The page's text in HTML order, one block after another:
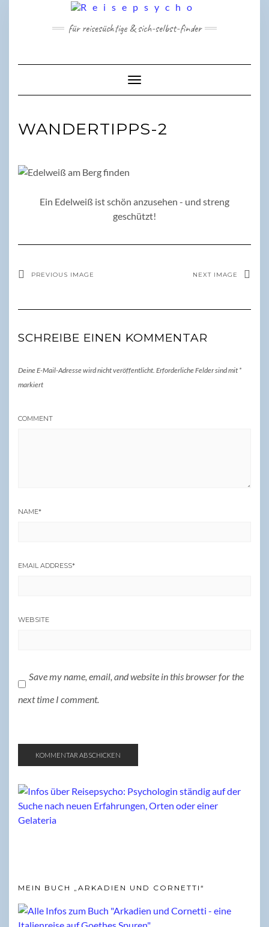
für reisesüchtige & sich-selbst-finder
Toggle Navigation
WANDERTIPPS-2
Ein Edelweiß ist schön anzusehen - und streng
geschützt!
PREVIOUS IMAGE NEXT IMAGE
SCHREIBE EINEN KOMMENTAR
Deine E-Mail-Adresse wird nicht veröffentlicht. Erforderliche Felder sind mit *
markiert
COMMENT
NAME*
EMAIL ADDRESS*
WEBSITE
Save my name, email, and website in this browser for the
next time I comment.
MEIN BUCH „ARKADIEN UND CORNETTI“